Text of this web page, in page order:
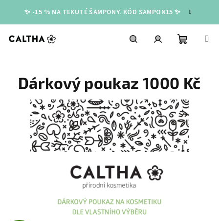
obsah
✨ -15 % NA TEKUTÉ ŠAMPONY. KÓD SAMPON15 ✨
košík
Dárkový poukaz 1000 Kč